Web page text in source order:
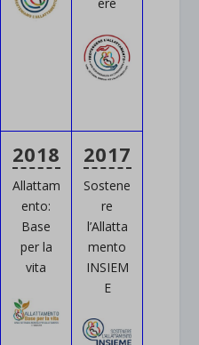
ere
2018
Allattam
ento:
Base
per la
vita
2017
Sostene
re
l’Allatta
mento
INSIEM
E